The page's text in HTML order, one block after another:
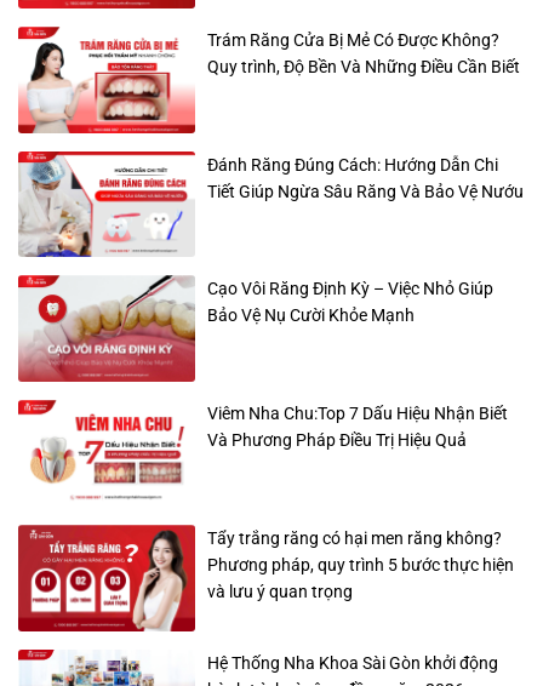
Trám Răng Cửa Bị Mẻ Có Được Không?
Quy trình, Độ Bền Và Những Điều Cần Biết
Đánh Răng Đúng Cách: Hướng Dẫn Chi
Tiết Giúp Ngừa Sâu Răng Và Bảo Vệ Nướu
Cạo Vôi Răng Định Kỳ – Việc Nhỏ Giúp
Bảo Vệ Nụ Cười Khỏe Mạnh
Viêm Nha Chu:Top 7 Dấu Hiệu Nhận Biết
Và Phương Pháp Điều Trị Hiệu Quả
Tẩy trắng răng có hại men răng không?
Phương pháp, quy trình 5 bước thực hiện
và lưu ý quan trọng
Hệ Thống Nha Khoa Sài Gòn khởi động